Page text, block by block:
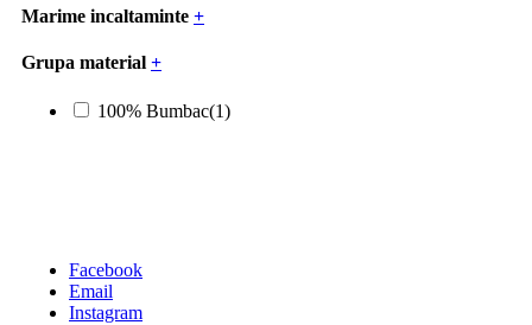
Marime incaltaminte +
Grupa material +
100% Bumbac(1)
Facebook
Email
Instagram